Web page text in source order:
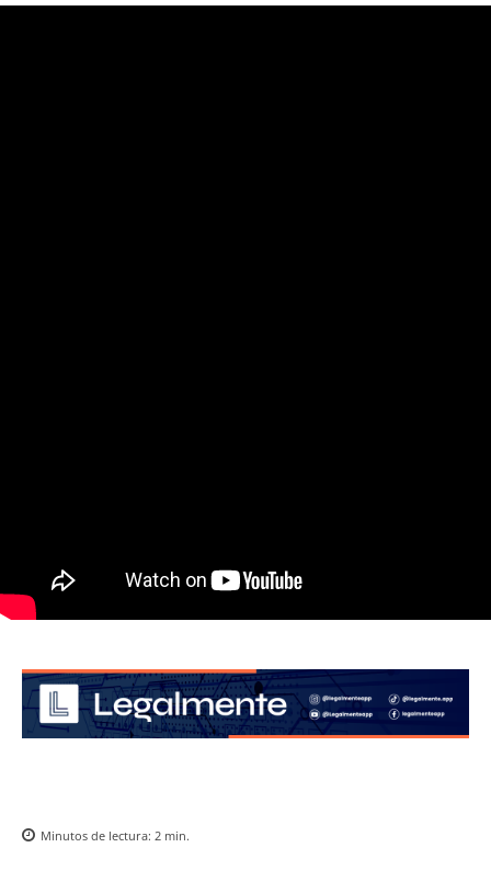
Minutos de lectura: 2 min.